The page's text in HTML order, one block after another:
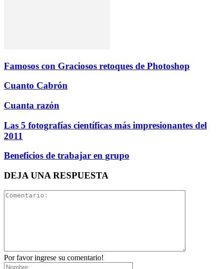
Famosos con Graciosos retoques de Photoshop
Cuanto Cabrón
Cuanta razón
Las 5 fotografías científicas más impresionantes del
2011
Beneficios de trabajar en grupo
DEJA UNA RESPUESTA
Por favor ingrese su comentario!